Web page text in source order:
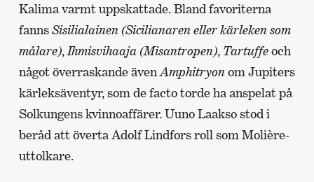
Kalima varmt uppskattade. Bland favoriterna
fannsSisilialainen (Sicilianaren eller kärleken som
målare), Ihmisvihaaja (Misantropen), Tartuffeoch
något överraskande även Amphitryonom Jupiters
kärleksäventyr, som de facto torde ha anspelat på
Solkungens kvinnoaffärer. Uuno Laakso stod i
beråd att överta Adolf Lindfors roll som Molière-
uttolkare.